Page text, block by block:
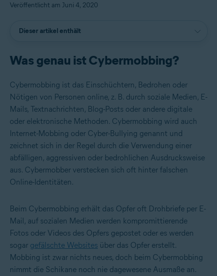
Veröffentlicht am Juni 4, 2020
Dieser artikel enthält
Was genau ist Cybermobbing?
Cybermobbing ist das Einschüchtern, Bedrohen oder
Nötigen von Personen online, z. B. durch soziale Medien, E-
Mails, Textnachrichten, Blog-Posts oder andere digitale
oder elektronische Methoden. Cybermobbing wird auch
Internet-Mobbing oder Cyber-Bullying genannt und
zeichnet sich in der Regel durch die Verwendung einer
abfälligen, aggressiven oder bedrohlichen Ausdrucksweise
aus. Cybermobber verstecken sich oft hinter falschen
Online-Identitäten.
Beim Cybermobbing erhält das Opfer oft Drohbriefe per E-
Mail, auf sozialen Medien werden kompromittierende
Fotos oder Videos des Opfers gepostet oder es werden
sogar gefälschte Websites über das Opfer erstellt.
Mobbing ist zwar nichts neues, doch beim Cybermobbing
nimmt die Schikane noch nie dagewesene Ausmaße an.